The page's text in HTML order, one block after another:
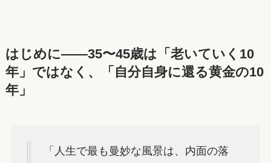
はじめに——35〜45歳は「老いていく10
年」ではなく、「自分自身に還る黄金の10
年」
「人生で最も曼妙な風景は、内面の落